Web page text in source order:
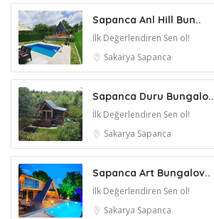
Sapanca Anl Hill Bun..
İlk Değerlendiren Sen ol!
Sakarya Sapanca
Sapanca Duru Bungalo..
İlk Değerlendiren Sen ol!
Sakarya Sapanca
Sapanca Art Bungalov..
İlk Değerlendiren Sen ol!
Sakarya Sapanca